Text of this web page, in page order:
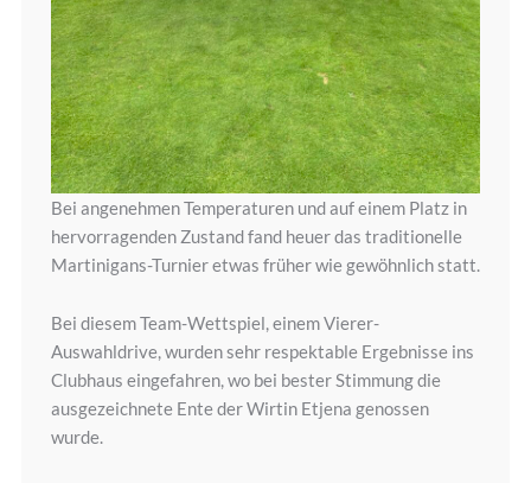
Bei angenehmen Temperaturen und auf einem Platz in
hervorragenden Zustand fand heuer das traditionelle
Martinigans-Turnier etwas früher wie gewöhnlich statt.
Bei diesem Team-Wettspiel, einem Vierer-
Auswahldrive, wurden sehr respektable Ergebnisse ins
Clubhaus eingefahren, wo bei bester Stimmung die
ausgezeichnete Ente der Wirtin Etjena genossen
wurde.